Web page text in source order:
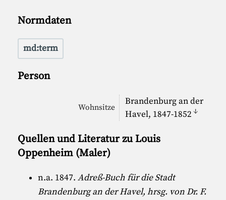
Normdaten
md:term
Person
Wohnsitze
Brandenburg an der
Havel, 1847-1852 ↓
Quellen und Literatur zu Louis
Oppenheim (Maler)
n.a. 1847.Adreß-Buch für die Stadt
Brandenburg an der Havel, hrsg. von Dr. F.